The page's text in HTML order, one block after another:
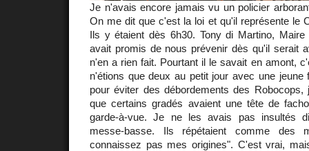
Je n'avais encore jamais vu un policier
On me dit que c'est la loi et qu'il représente le
Ils y étaient dès 6h30. Tony di Martino, Maire
avait promis de nous prévenir dès qu'il serait
n'en a rien fait. Pourtant il le savait en amont,
n'étions que deux au petit jour avec une jeune
pour éviter des débordements des Robocops,
que certains gradés avaient une tête de
garde-à-vue. Je ne les avais pas insultés
messe-basse. Ils répétaient comme des
connaissez pas mes origines". C'est vrai,